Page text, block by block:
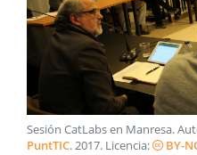
Sesión CatLabs en Manresa.
PuntTIC.2017. Licencia: BY-